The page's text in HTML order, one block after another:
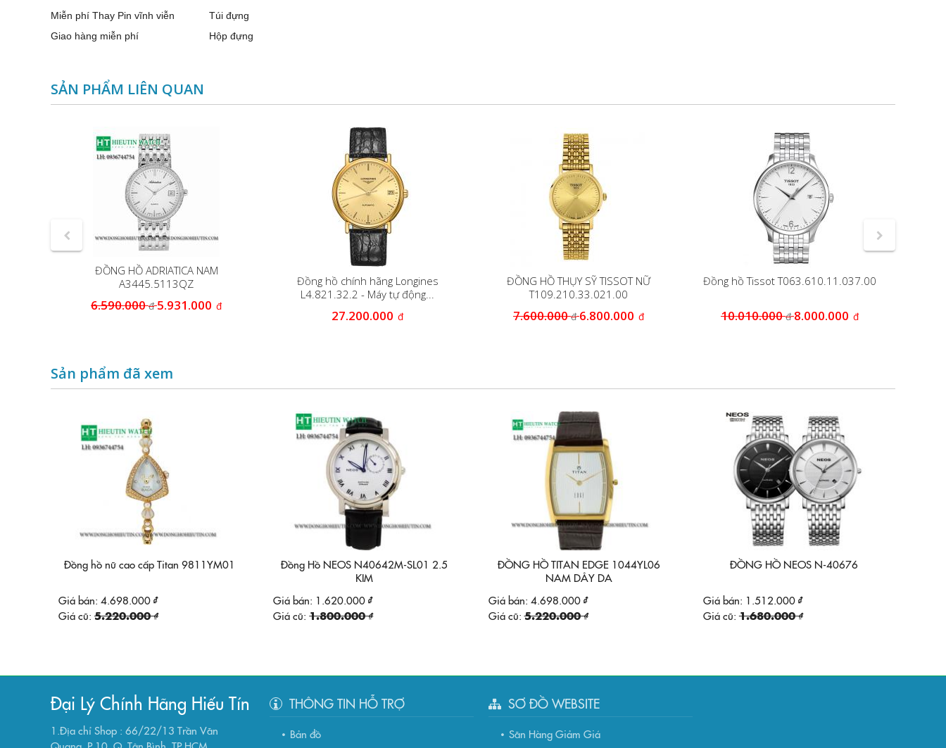
Miễn phí Thay Pin vĩnh viễn
Túi đựng
Giao hàng miễn phí
Hộp đựng
SẢN PHẨM LIÊN QUAN
ĐỒNG HỒ ADRIATICA NAM
A3445.5113QZ
6.590.000đ 5.931.000 đ
Đồng hồ chính hãng Longines
L4.821.32.2 - Máy tự động...
27.200.000 đ
ĐỒNG HỒ THỤY SỸ TISSOT NỮ
T109.210.33.021.00
7.600.000đ 6.800.000 đ
Đồng hồ Tissot T063.610.11.037.00
10.010.000đ 8.000.000 đ
Sản phẩm đã xem
Đồng hồ nữ cao cấp Titan 9811YM01
Giá bán: 4.698.000 ₫
Giá cũ: 5.220.000 ₫
Đồng Hồ NEOS N40642M-SL01 2.5
KIM
Giá bán: 1.620.000 ₫
Giá cũ: 1.800.000 ₫
ĐỒNG HỒ TITAN EDGE 1044YL06
NAM DÂY DA
Giá bán: 4.698.000 ₫
Giá cũ: 5.220.000 ₫
ĐỒNG HỒ NEOS N-40676
Giá bán: 1.512.000 ₫
Giá cũ: 1.680.000 ₫
Đại Lý Chính Hãng Hiếu Tín
1.Địa chỉ Shop : 66/22/13 Trần Văn
THÔNG TIN HỖ TRỢ
Bản đồ
SƠ ĐỒ WEBSITE
Săn Hàng Giảm Giá